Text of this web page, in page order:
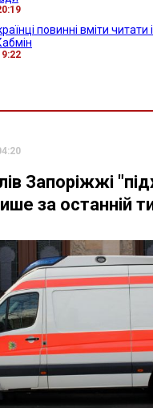
повинні вміти читати
Запоріжжі
за останній